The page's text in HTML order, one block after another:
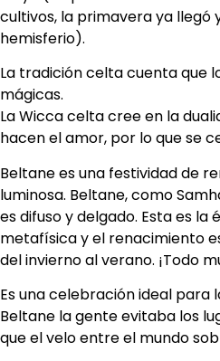
cultivos, la primavera ya llegó
hemisferio).
La tradición celta cuenta que
mágicas.
La Wicca celta cree en la
hacen el amor, por lo que se
Beltane es una festividad de
luminosa. Beltane, como
es difuso y delgado. Esta es
metafísica y el renacimiento
del invierno al verano. ¡Todo
Es una celebración ideal para
Beltane la gente evitaba los
que el velo entre el mundo